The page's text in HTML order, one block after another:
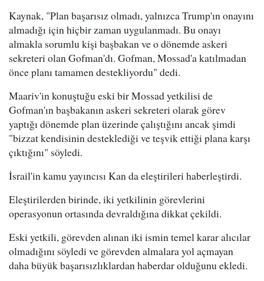
Kaynak, "Plan başarısız olmadı, yalnızca Trump'ın onayını
almadığı için hiçbir zaman uygulanmadı. Bu onayı
almakla sorumlu kişi başbakan ve o dönemde askeri
sekreteri olan Gofman'dı. Gofman, Mossad'a katılmadan
önce planı tamamen destekliyordu" dedi.
Maariv'in konuştuğu eski bir Mossad yetkilisi de
Gofman'ın başbakanın askeri sekreteri olarak görev
yaptığı dönemde plan üzerinde çalıştığını ancak şimdi
"bizzat kendisinin desteklediği ve teşvik ettiği plana karşı
çıktığını" söyledi.
İsrail'in kamu yayıncısı Kan da eleştirileri haberleştirdi.
Eleştirilerden birinde, iki yetkilinin görevlerini
operasyonun ortasında devraldığına dikkat çekildi.
Eski yetkili, görevden alınan iki ismin temel karar alıcılar
olmadığını söyledi ve görevden almalara yol açmayan
daha büyük başarısızlıklardan haberdar olduğunu ekledi.